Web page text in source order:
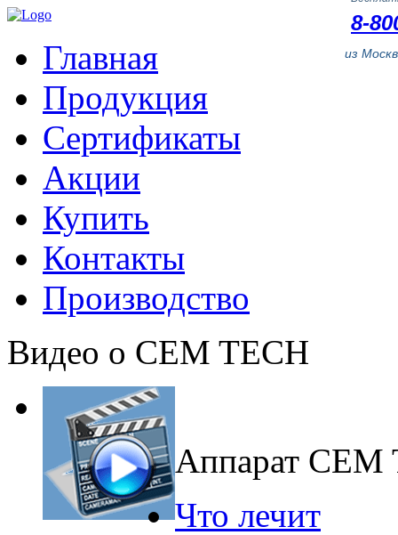
8-
из
Главная
Продукция
Сертификаты
Акции
Купить
Контакты
Производство
Видео о CEM TECH
Аппарат CEM
Что лечит